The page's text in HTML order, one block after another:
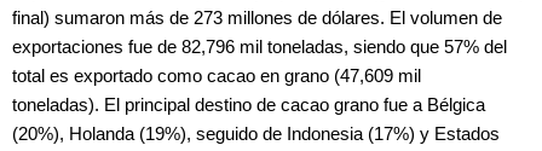
final) sumaron más de 273 millones de dólares. El volumen de
exportaciones fue de 82,796 mil toneladas, siendo que 57% del
total es exportado como cacao en grano (47,609 mil
toneladas). El principal destino de cacao grano fue a Bélgica
(20%), Holanda (19%), seguido de Indonesia (17%) y Estados